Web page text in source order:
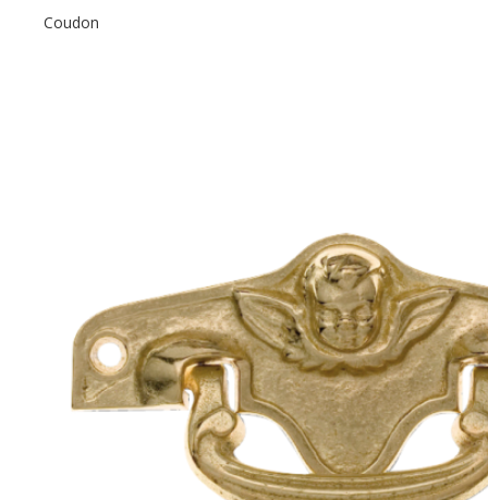
Coudon